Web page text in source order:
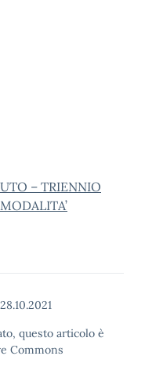
– TRIENNIO
28.10.2021
questo articolo è
Commons